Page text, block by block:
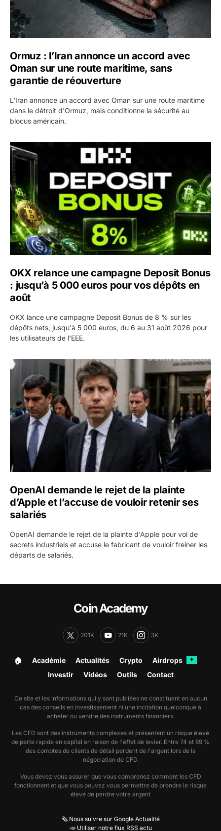
Ormuz : l’Iran annonce un accord avec
Oman sur une route maritime, sans
garantie de réouverture
L'Iran annonce un accord avec Oman sur une route maritime
dans le détroit d'Ormuz, mais conditionne la sécurité au
blocus américain.
OKX relance une campagne Deposit Bonus : jusqu’à 5
OKX relance une campagne Deposit Bonus
: jusqu’à 5 000 euros pour vos dépôts en
août
OKX lance une campagne Deposit Bonus de 8 % sur les
dépôts nets, jusqu'à 5 000 euros, du 6 au 31 août 2026 pour
les utilisateurs de l'EEE.
OpenAI demande le rejet de la plainte d’Apple et
OpenAI demande le rejet de la plainte
d’Apple et l’accuse de vouloir retenir ses
salariés
OpenAI demande le rejet de la plainte d'Apple pour vol de
secrets industriels et accuse le fabricant de vouloir freiner les
départs de salariés.
Coin Academy
201K 21K 3K
🏠︎ Académie Actualités Crypto Airdrops ✦
Investir Vidéos Outils Contact
Ce site et les informations qui y sont publiées ne constituent en aucun
cas des conseils en investissement ni une incitation quelconque à
acheter ou vendre des instruments financiers.
Les CFD sont des instruments complexes et présentent un risque élevé
de perte rapide en capital en raison de l'effet de levier. Entre 74 et 89 %
des comptes de clients de détail perdent de l'argent lors de la
négociation de CFD.
Vous devez vous assurer que vous comprenez comment les CFD
fonctionnent et que vous pouvez vous permettre de prendre le risque
élevé de perdre votre argent
🗞️ Nous suivre sur Google Actualité
📣 Utiliser notre flux RSS actu